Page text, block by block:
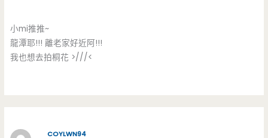
小mi推推~
龍潭耶!!! 離老家好近阿!!!
我也想去拍桐花 >///<
COYLWN94